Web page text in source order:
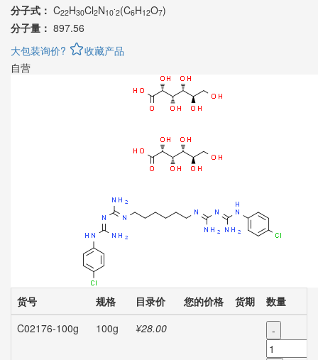
分子式： C22H30Cl2N10
.
2(C6H12O7)
分子量： 897.56
大包装询价?
收藏产品
自营
货号 规格 目录价 您的价格 货期
数量
C02176-100g
100g ¥28.00 -